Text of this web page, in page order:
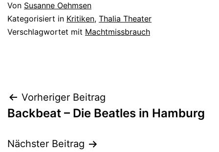
Von Susanne Oehmsen
Kategorisiert in Kritiken, Thalia Theater
Verschlagwortet mit Machtmissbrauch
Beitrags-
Navigation
Vorheriger Beitrag
Backbeat – Die Beatles in Hamburg
Nächster Beitrag